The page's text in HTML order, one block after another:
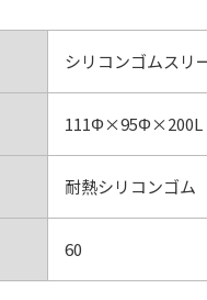
シリコンゴムスリ
111Φ×95Φ×200L
耐熱シリコンゴム
60